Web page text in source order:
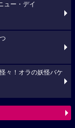
ュー・デイ
々！オラの妖怪バケ